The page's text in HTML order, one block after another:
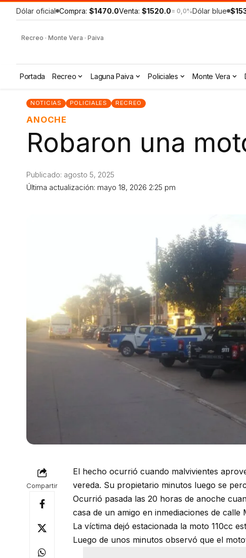
Dólar oficial Compra: $1470.0Venta: $1520.0 = 0,0%Dólar blue
Recreo · Monte Vera · Paiva
Portada Recreo Laguna Paiva Policiales Monte Vera
NOTICIAS POLICIALES RECREO
ANOCHE
Robaron una
Última actualización: mayo 18, 2026 2:25 pm
Publicado: agosto 5, 2025
Compartir
El hecho ocurrió cuando malvivientes
vereda. Su propietario minutos luego se
Ocurrió pasada las 20 horas de anoche
casa de un amigo en inmediaciones de calle
La víctima dejó estacionada la moto 110cc
Luego de unos minutos observó que el